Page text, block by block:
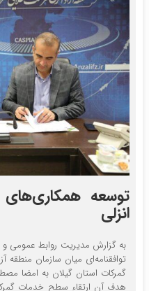
توسعه همکاری‌های
انزلی
به گزارش مدیریت روابط عمومی و
توافقنامه‌ای میان سازمان منطقه
گمرکات استان گیلان به امضا
هدف آن ارتقاء سطح خدمات